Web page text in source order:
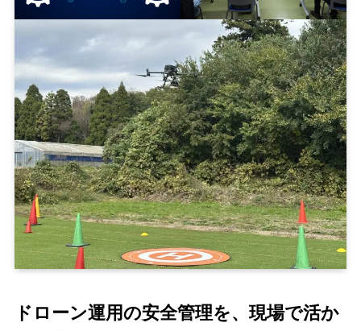
ドローン運用の安全管理を、現場で活か